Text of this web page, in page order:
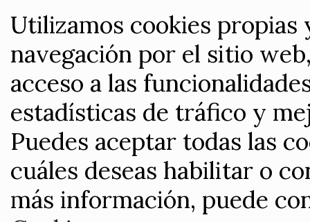
Utilizamos cookies
navegación por el sitio
acceso a las
estadísticas de tráfico y
Puedes aceptar todas las
cuáles deseas habilitar o
más información, puede